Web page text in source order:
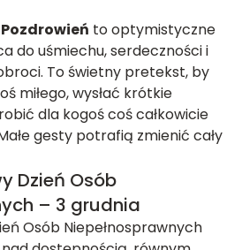
to optymistyczne
do uśmiechu, serdeczności i
To świetny pretekst, by
miłego, wysłać krótkie
dla kogoś coś całkowicie
gesty potrafią zmienić cały
Dzień Osób
– 3 grudnia
Osób Niepełnosprawnych